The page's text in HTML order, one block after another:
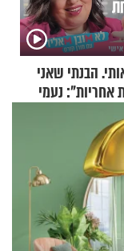
הבנתי שאני
אחריות": נעמי